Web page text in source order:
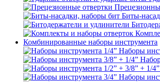
Биты-
Комбинированные наборы инструмента
Наборы
Наборы